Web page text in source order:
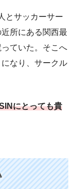
とサッカーサー
所にある関西最
ていた。そこへ
なり、サークル
にとっても貴